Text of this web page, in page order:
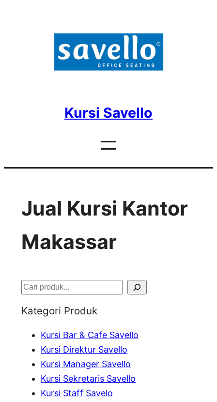
Kursi Savello
Jual Kursi Kantor
Makassar
S
Kategori Produk
Kursi Bar & Cafe Savello
Kursi Direktur Savello
Kursi Manager Savello
Kursi Sekretaris Savello
Kursi Staff Savelo